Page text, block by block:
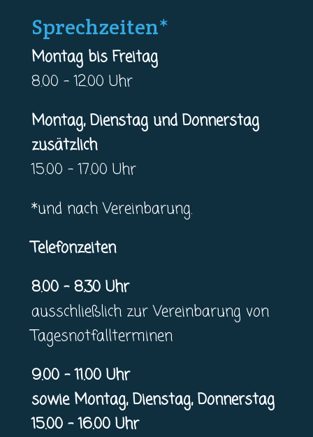
Sprechzeiten*
Montag bis Freitag
8.00 – 12.00 Uhr
Montag, Dienstag und Donnerstag
zusätzlich
15.00 – 17.00 Uhr
*und nach Vereinbarung.
Telefonzeiten
8.00 – 8.30 Uhr
ausschließlich zur Vereinbarung von
Tagesnotfallterminen
9.00 – 11.00 Uhr
sowie Montag, Dienstag, Donnerstag
15.00 – 16.00 Uhr